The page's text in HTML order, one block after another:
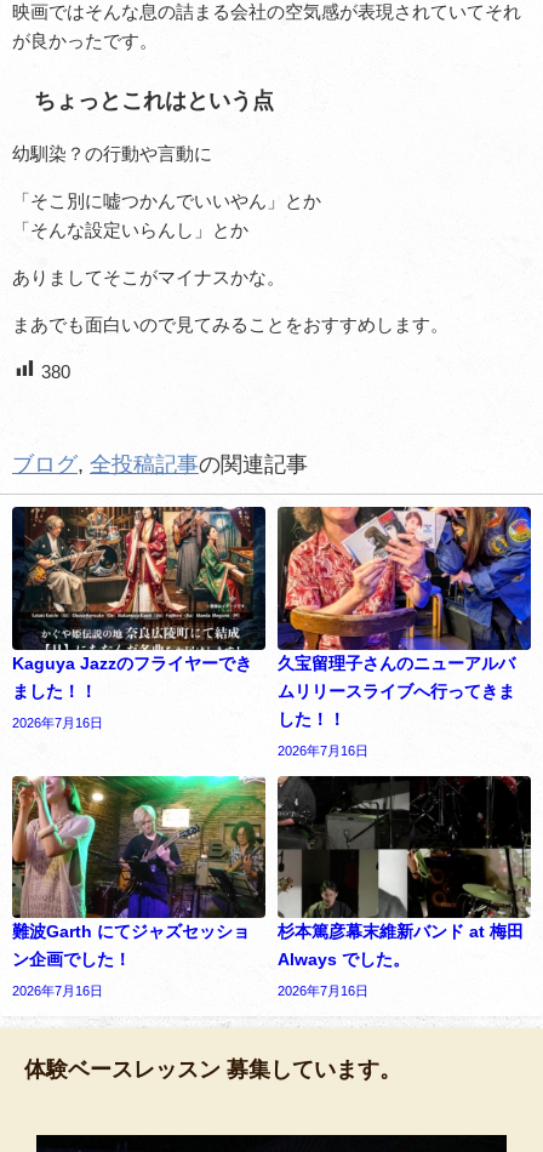
映画ではそんな息の詰まる会社の空気感が表現されていてそれ
が良かったです。
ちょっとこれはという点
幼馴染？の行動や言動に
「そこ別に嘘つかんでいいやん」とか
「そんな設定いらんし」とか
ありましてそこがマイナスかな。
まあでも面白いので見てみることをおすすめします。
380
ブログ, 全投稿記事の関連記事
Kaguya Jazzのフライヤーでき
ました！！
2026年7月16日
久宝留理子さんのニューアルバ
ムリリースライブへ行ってきま
した！！
2026年7月16日
難波Garth にてジャズセッショ
ン企画でした！
2026年7月16日
杉本篤彦幕末維新バンド at 梅田
Always でした。
2026年7月16日
体験ベースレッスン 募集しています。